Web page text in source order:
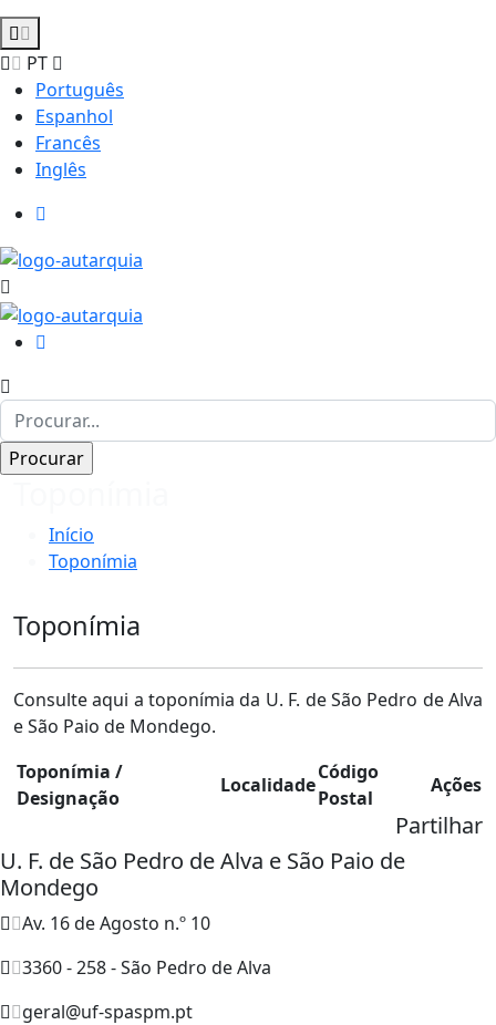
PT
Português
Espanhol
Francês
Inglês
Início
Toponímia
Toponímia
Consulte aqui a toponímia da U. F. de São Pedro de Alva
e São Paio de Mondego.
Toponímia /
Designação
Localidade
Código
Postal
Ações
Partilhar
U. F. de São Pedro de Alva e São Paio de
Mondego
Av. 16 de Agosto n.º 10
3360 - 258 - São Pedro de Alva
geral@uf-spaspm.pt